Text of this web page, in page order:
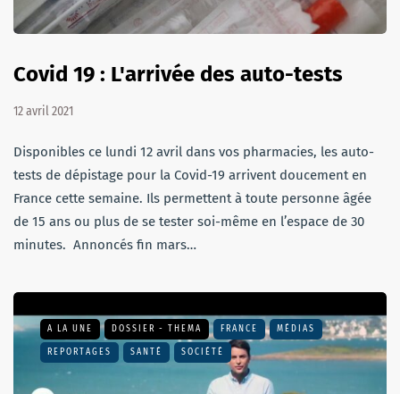
Covid 19 : L'arrivée des auto-tests
12 avril 2021
Disponibles ce lundi 12 avril dans vos pharmacies, les auto-
tests de dépistage pour la Covid-19 arrivent doucement en
France cette semaine. Ils permettent à toute personne âgée
de 15 ans ou plus de se tester soi-même en l’espace de 30
minutes. Annoncés fin mars…
A LA UNE DOSSIER - THEMA FRANCE MÉDIAS
REPORTAGES SANTÉ SOCIÉTÉ